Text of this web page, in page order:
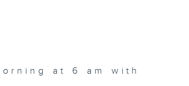
at 6 am with